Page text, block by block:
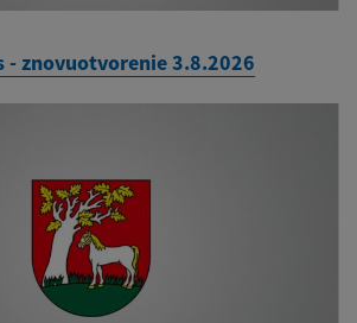
- znovuotvorenie 3.8.2026